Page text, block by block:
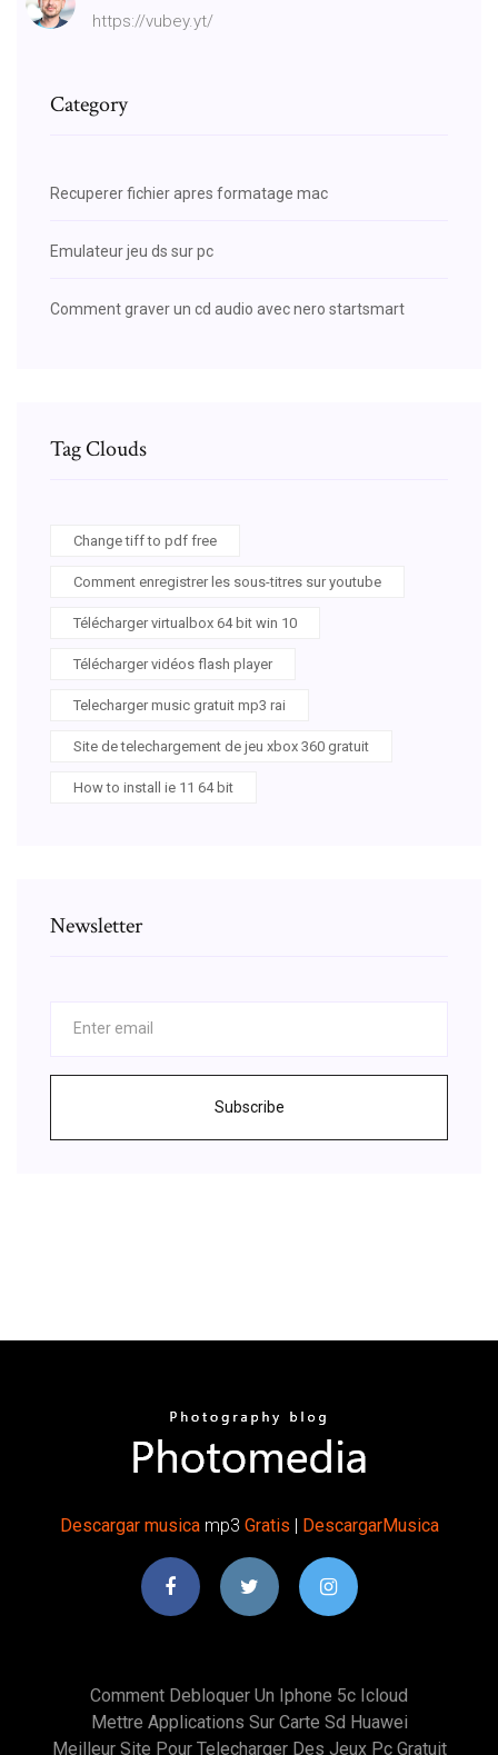
https://vubey.yt/
Category
Recuperer fichier apres formatage mac
Emulateur jeu ds sur pc
Comment graver un cd audio avec nero startsmart
Tag Clouds
Change tiff to pdf free
Comment enregistrer les sous-titres sur youtube
Télécharger virtualbox 64 bit win 10
Télécharger vidéos flash player
Telecharger music gratuit mp3 rai
Site de telechargement de jeu xbox 360 gratuit
How to install ie 11 64 bit
Newsletter
Subscribe
Descargar musicamp3 Gratis | DescargarMusica
Comment Debloquer Un Iphone 5c Icloud
Mettre Applications Sur Carte Sd Huawei
Meilleur Site Pour Telecharger Des Jeux Pc Gratuit